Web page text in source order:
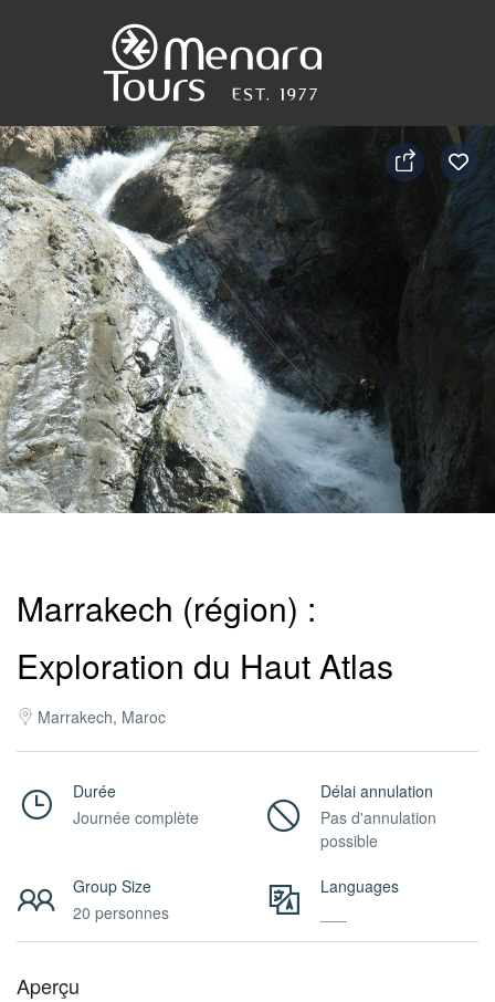
Marrakech (région) :
Exploration du Haut Atlas
Marrakech, Maroc
Durée
Journée complète
Délai annulation
Pas d'annulation
possible
Group Size
20 personnes
Languages
Aperçu
Accueil
Destinations
Voyages
Activités
Service
/
M.I.C.E.
À
Contact